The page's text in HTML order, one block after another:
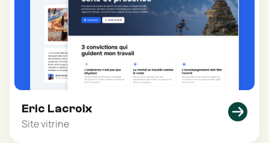
Eric Lacroix
Site vitrine